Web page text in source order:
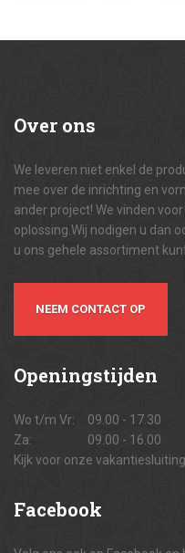
Over ons
We leveren niet enkel de
mee over de inrichting en
ander project! We vinden
oplossing.Wij nodigen u dan
u ons gehele assortiment
NEEM CONTACT OP
Openingstijden
Wo t/m Vr:
09.00 - 17.30
Za:
09.00 - 16.00
Kijk voor onze
Facebook